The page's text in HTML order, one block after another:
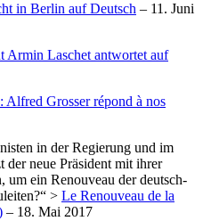
in Berlin auf Deutsch – 11. Juni
Armin Laschet antwortet auf
Grosser répond à nos
in der Regierung und im
der neue Präsident mit ihrer
um ein Renouveau der deutsch-
> Le Renouveau de la
– 18. Mai 2017